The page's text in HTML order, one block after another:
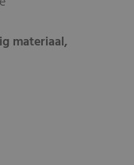
materiaal,